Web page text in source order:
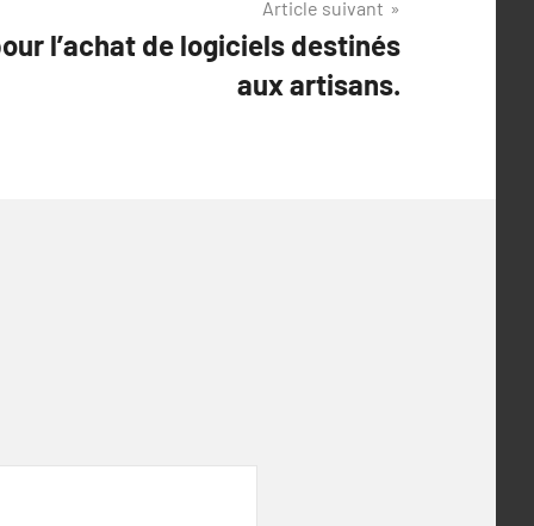
Article suivant
l’achat de logiciels destinés
aux artisans.